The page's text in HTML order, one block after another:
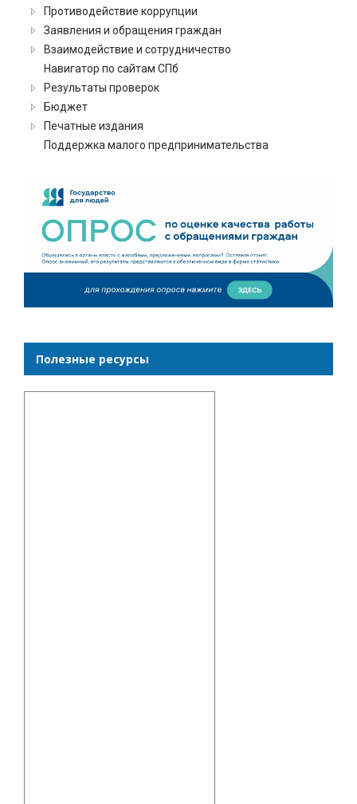
Противодействие коррупции
Заявления и обращения граждан
Взаимодействие и сотрудничество
Навигатор по сайтам СПб
Результаты проверок
Бюджет
Печатные издания
Поддержка малого предпринимательства
Полезные ресурсы